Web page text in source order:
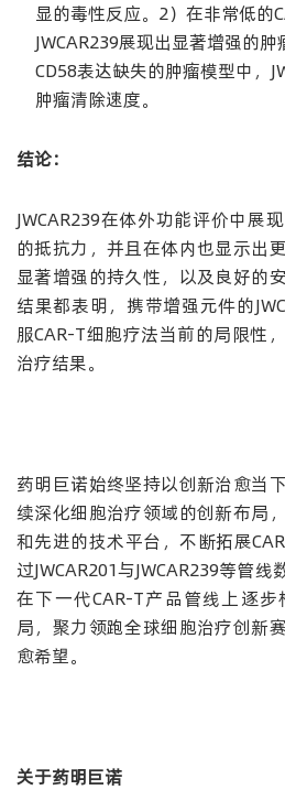
显的毒性反应。2）在非常低的
JWCAR239展现出显著增强的
CD58表达缺失的肿瘤模型中，
肿瘤清除速度。
结论：
JWCAR239在体外功能评价中展
的抵抗力，并且在体内也显示出
显著增强的持久性，以及良好的
结果都表明，携带增强元件的
服CAR-T细胞疗法当前的局限性
治疗结果。
药明巨诺始终坚持以创新治愈当
续深化细胞治疗领域的创新布局
和先进的技术平台，不断拓展
过JWCAR201与JWCAR239等管线
在下一代CAR-T产品管线上逐
局，聚力领跑全球细胞治疗创新
愈希望。
关于药明巨诺